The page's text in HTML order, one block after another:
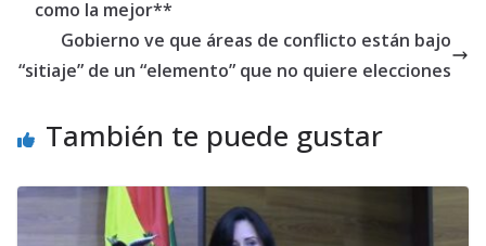
como la mejor**
Gobierno ve que áreas de conflicto están bajo
“sitiaje” de un “elemento” que no quiere elecciones
También te puede gustar